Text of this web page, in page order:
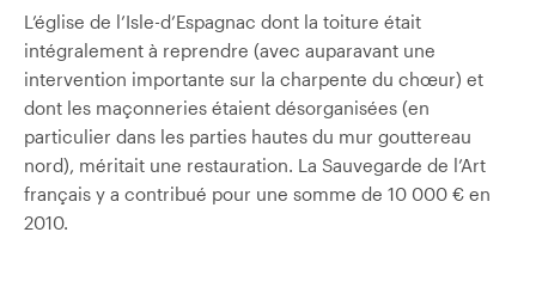
L’église de l’Isle-d’Espagnac dont la toiture était
intégralement à reprendre (avec auparavant une
intervention importante sur la charpente du chœur) et
dont les maçonneries étaient désorganisées (en
particulier dans les parties hautes du mur gouttereau
nord), méritait une restauration. La Sauvegarde de l’Art
français y a contribué pour une somme de 10 000 € en
2010.